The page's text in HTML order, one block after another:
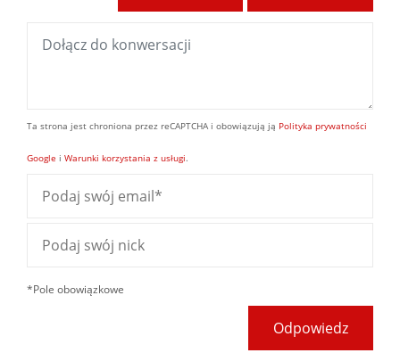
Ta strona jest chroniona przez reCAPTCHA i obowiązują ją Polityka prywatności
Google i Warunki korzystania z usługi.
*Pole obowiązkowe
Odpowiedz